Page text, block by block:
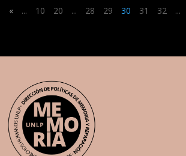
« ... 10 20 ... 28 29 30 31 32 ...